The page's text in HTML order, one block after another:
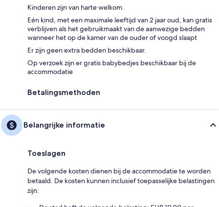
Kinderen zijn van harte welkom.
Eén kind, met een maximale leeftijd van 2 jaar oud, kan gratis
verblijven als het gebruikmaakt van de aanwezige bedden
wanneer het op de kamer van de ouder of voogd slaapt
Er zijn geen extra bedden beschikbaar.
Op verzoek zijn er gratis babybedjes beschikbaar bij de
accommodatie
Betalingsmethoden
Belangrijke informatie
Toeslagen
De volgende kosten dienen bij de accommodatie te worden
betaald. De kosten kunnen inclusief toepasselijke belastingen
zijn: